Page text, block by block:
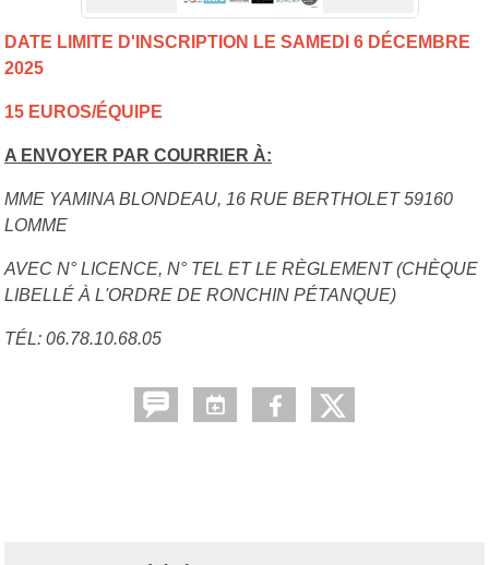
DATE LIMITE D'INSCRIPTION LE SAMEDI 6 DÉCEMBRE
2025
15 EUROS/ÉQUIPE
A ENVOYER PAR COURRIER À:
MME YAMINA BLONDEAU, 16 RUE BERTHOLET 59160
LOMME
AVEC N° LICENCE, N° TEL ET LE RÈGLEMENT (CHÈQUE
LIBELLÉ À L'ORDRE DE RONCHIN PÉTANQUE)
TÉL: 06.78.10.68.05